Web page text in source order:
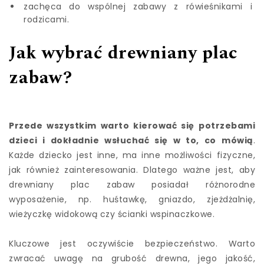
zachęca do wspólnej zabawy z rówieśnikami i
rodzicami.
Jak wybrać drewniany plac
zabaw?
Przede wszystkim warto kierować się potrzebami
dzieci i dokładnie wsłuchać się w to, co mówią.
Każde dziecko jest inne, ma inne możliwości fizyczne,
jak również zainteresowania. Dlatego ważne jest, aby
drewniany plac zabaw posiadał różnorodne
wyposażenie, np. huśtawkę, gniazdo, zjeżdżalnię,
wieżyczkę widokową czy ścianki wspinaczkowe.
Kluczowe jest oczywiście bezpieczeństwo. Warto
zwracać uwagę na grubość drewna, jego jakość,